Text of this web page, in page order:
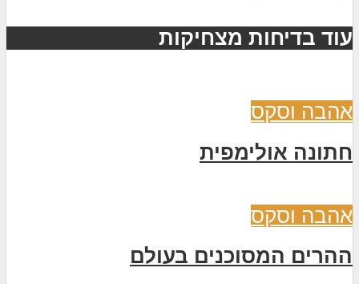
עוד בדיחות מצחיקות
אהבה וסקס
חתונה אולימפית
אהבה וסקס
ההרים המסוכנים בעולם